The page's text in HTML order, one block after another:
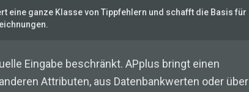
eine ganze Klasse von Tippfehlern und schafft die Basis für
Eingabe beschränkt. APplus bringt einen
Attributen, aus Datenbankwerten oder über